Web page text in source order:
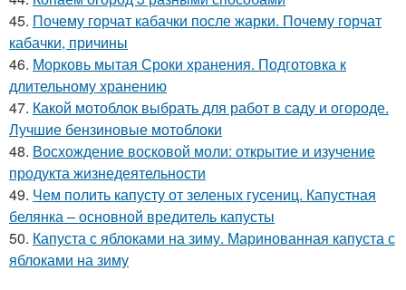
45. Почему горчат кабачки после жарки. Почему горчат
кабачки, причины
46. Морковь мытая Сроки хранения. Подготовка к
длительному хранению
47. Какой мотоблок выбрать для работ в саду и огороде.
Лучшие бензиновые мотоблоки
48. Восхождение восковой моли: открытие и изучение
продукта жизнедеятельности
49. Чем полить капусту от зеленых гусениц. Капустная
белянка – основной вредитель капусты
50. Капуста с яблоками на зиму. Маринованная капуста с
яблоками на зиму